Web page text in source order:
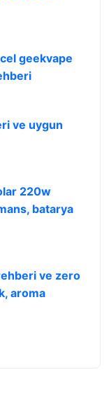
geekvape
ve uygun
220w
batarya
ve zero
aroma